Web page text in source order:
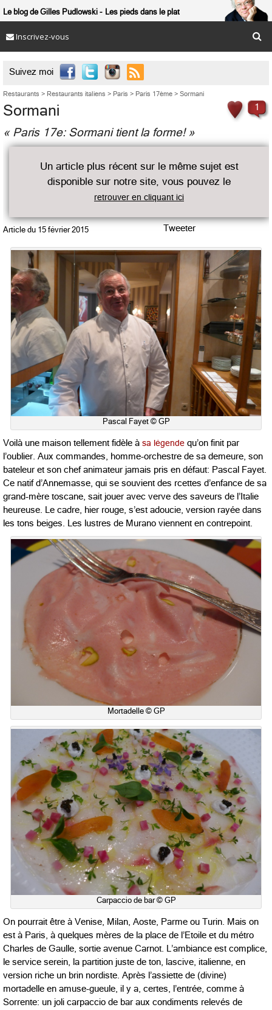
Le blog de Gilles Pudlowski Les pieds dans le plat
Inscrivez-vous
Suivez moi 
Restaurants > Restaurants italiens > Paris > Paris 17ème > Sormani
1
Sormani
« Paris 17e: Sormani tient la forme! »
Un article plus récent sur le même sujet est
disponible sur notre site, vous pouvez le
retrouver en cliquant ici
Article du 15 février 2015 Tweeter
Pascal Fayet © GP
Voilà une maison tellement fidèle à sa légende qu’on finit par
l’oublier. Aux commandes, homme-orchestre de sa demeure, son
bateleur et son chef animateur jamais pris en défaut: Pascal Fayet.
Ce natif d’Annemasse, qui se souvient des rcettes d’enfance de sa
grand-mère toscane, sait jouer avec verve des saveurs de l’Italie
heureuse. Le cadre, hier rouge, s’est adoucie, version rayée dans
les tons beiges. Les lustres de Murano viennent en contrepoint.
Mortadelle © GP
Carpaccio de bar © GP
On pourrait être à Venise, Milan, Aoste, Parme ou Turin. Mais on
est à Paris, à quelques mères de la place de l’Etoile et du métro
Charles de Gaulle, sortie avenue Carnot. L’ambiance est complice,
le service serein, la partition juste de ton, lascive, italienne, en
version riche un brin nordiste. Après l’assiette de (divine)
mortadelle en amuse-gueule, il y a, certes, l’entrée, comme à
Sorrente: un joli carpaccio de bar aux condiments relevés de